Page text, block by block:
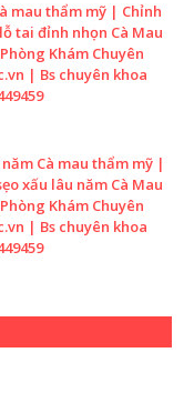
mau thẩm mỹ | Chỉnh
tai đỉnh nhọn Cà Mau
Khám Chuyên
| Bs chuyên khoa
Cà mau thẩm mỹ |
xấu lâu năm Cà Mau
Khám Chuyên
| Bs chuyên khoa